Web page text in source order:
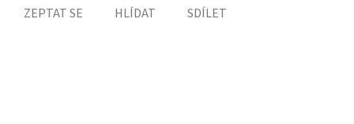
ZEPTAT SE HLÍDAT SDÍLET